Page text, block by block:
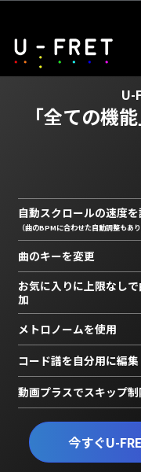
U-
「全ての機
今すぐU-
自動スクロールの速度
（曲のBPMに合わせた自動調整もあり
曲のキーを変更
お気に入りに上限なし
加
メトロノームを使用
コード譜を自分用に編集
動画プラスでスキップ